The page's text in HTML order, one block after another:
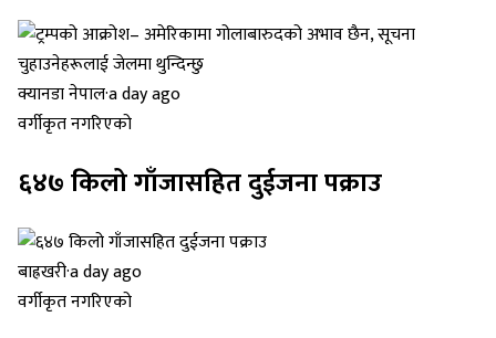
क्यानडा नेपाल·a day ago
वर्गीकृत नगरिएको
६४७ किलो गाँजासहित दुईजना पक्राउ
बाह्रखरी·a day ago
वर्गीकृत नगरिएको